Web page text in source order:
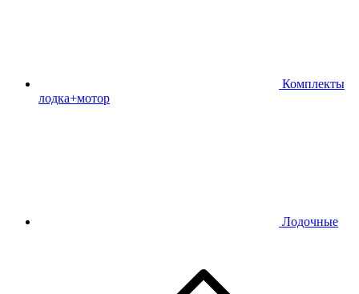
Комплекты
лодка+мотор
Лодочные